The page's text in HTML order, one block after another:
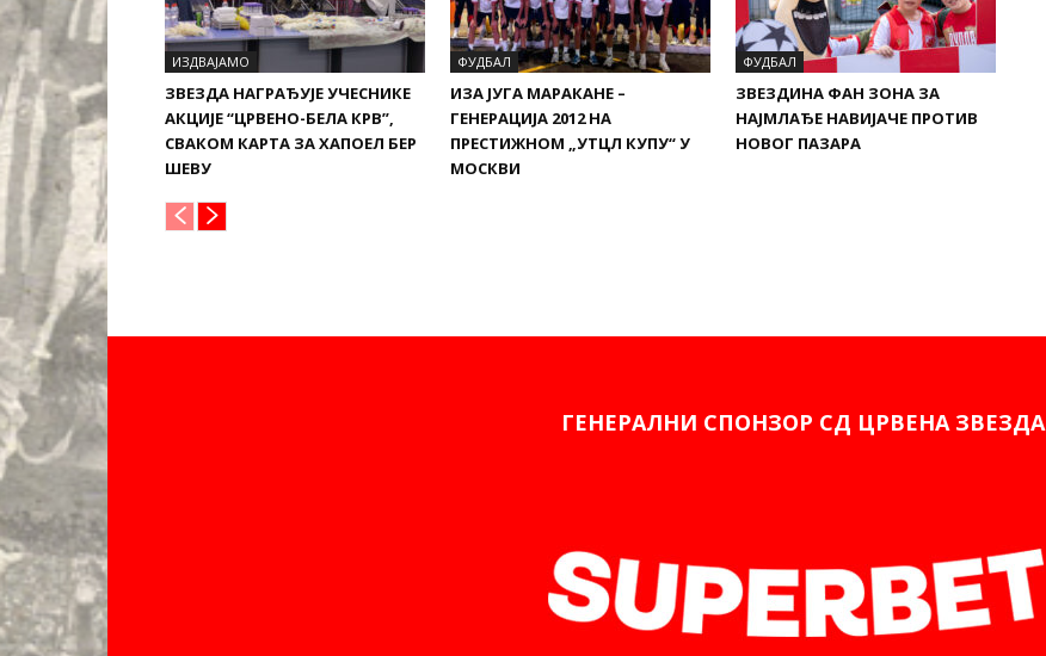
ИЗДВАЈАМО
ЗВЕЗДА НАГРАЂУЈЕ УЧЕСНИКЕ
АКЦИЈЕ “ЦРВЕНО-БЕЛА КРВ”,
СВАКОМ КАРТА ЗА ХАПОЕЛ БЕР
ШЕВУ
ФУДБАЛ
ИЗА ЈУГА МАРАКАНЕ –
ГЕНЕРАЦИЈА 2012 НА
ПРЕСТИЖНОМ „УТЦЛ КУПУ“ У
МОСКВИ
ФУДБАЛ
ЗВЕЗДИНА ФАН ЗОНА ЗА
НАЈМЛАЂЕ НАВИЈАЧЕ ПРОТИВ
НОВОГ ПАЗАРА
ГЕНЕРАЛНИ СПОНЗОР СД ЦРВЕНА ЗВЕЗДА